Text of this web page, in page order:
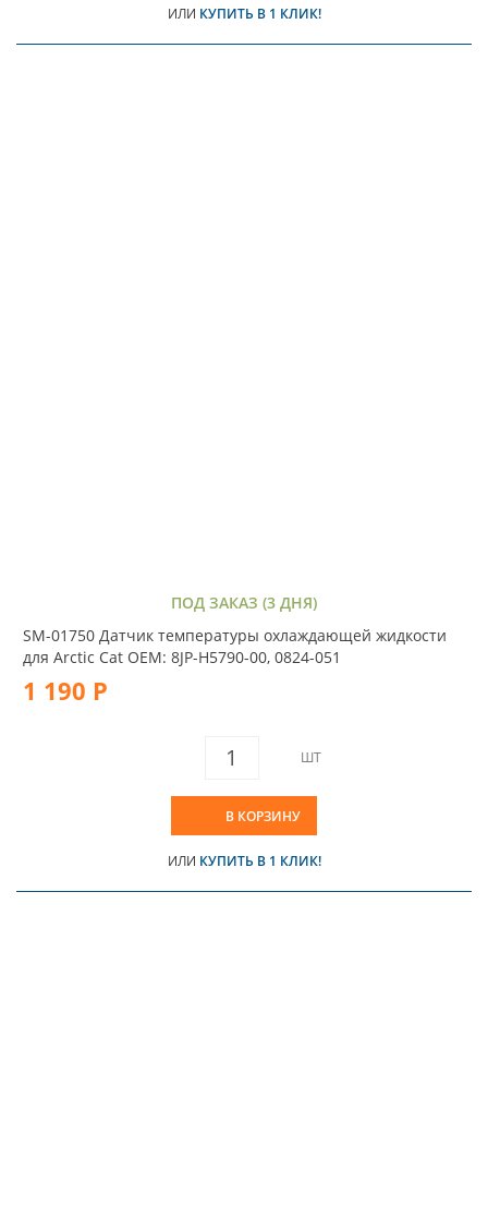
ИЛИ КУПИТЬ В 1 КЛИК!
ПОД ЗАКАЗ (3 ДНЯ)
SM-01750 Датчик температуры охлаждающей жидкости
для Arctic Cat OEM: 8JP-H5790-00, 0824-051
1 190 Р
ШТ
В КОРЗИНУ
ИЛИ КУПИТЬ В 1 КЛИК!